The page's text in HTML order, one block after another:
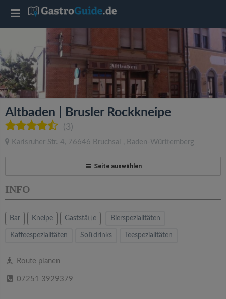
Altbaden | Brusler Rockkneipe
(3)
Karlsruher Str. 4, 76646 Bruchsal , Baden-Württemberg
Seite auswählen
INFO
Bar Kneipe Gaststätte Bierspezialitäten
Kaffeespezialitäten Softdrinks Teespezialitäten
Route planen
07251 3929379
T
g
g
l
e
a
v
g